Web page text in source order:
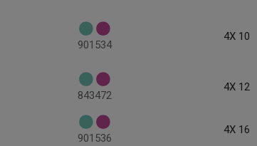
901534
4X 10
843472
4X 12
901536
4X 16